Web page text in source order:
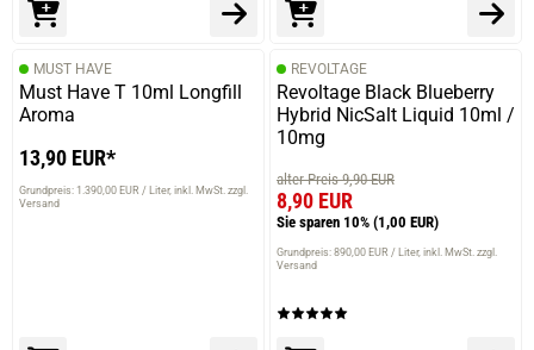
MUST HAVE
Must Have T 10ml Longfill
Aroma
13,90 EUR*
Grundpreis: 1.390,00 EUR / Liter inkl. MwSt. zzgl.
Versand
REVOLTAGE
Revoltage Black Blueberry
Hybrid NicSalt Liquid 10ml /
10mg
alter Preis 9,90 EUR
8,90 EUR
Sie sparen 10% (1,00 EUR)
Grundpreis: 890,00 EUR / Liter inkl. MwSt. zzgl.
Versand